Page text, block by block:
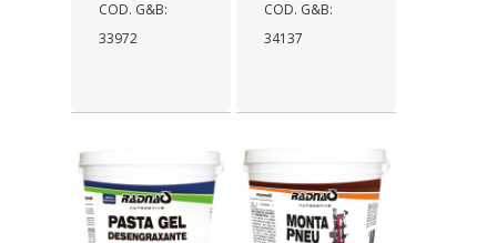
COD. G&B:
33972
COD. G&B:
34137